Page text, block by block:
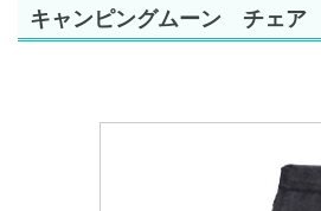
キャンピングムーン チェア